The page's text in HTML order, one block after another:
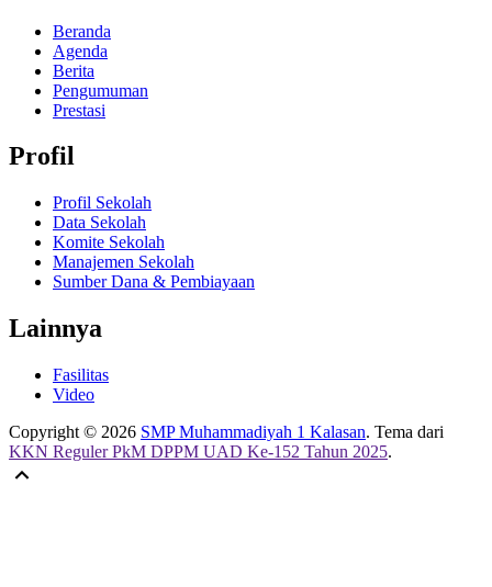
Beranda
Agenda
Berita
Pengumuman
Prestasi
Profil
Profil Sekolah
Data Sekolah
Komite Sekolah
Manajemen Sekolah
Sumber Dana & Pembiayaan
Lainnya
Fasilitas
Video
Copyright © 2026 SMP Muhammadiyah 1 Kalasan. Tema dari
KKN Reguler PkM DPPM UAD Ke-152 Tahun 2025.